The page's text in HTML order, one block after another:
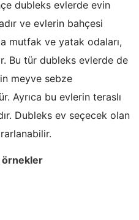
dubleks evlerde evin
ve evlerin bahçesi
mutfak ve yatak odaları,
Bu tür dubleks evlerde de
meyve sebze
Ayrıca bu evlerin teraslı
Dubleks ev seçecek olan
örnekler